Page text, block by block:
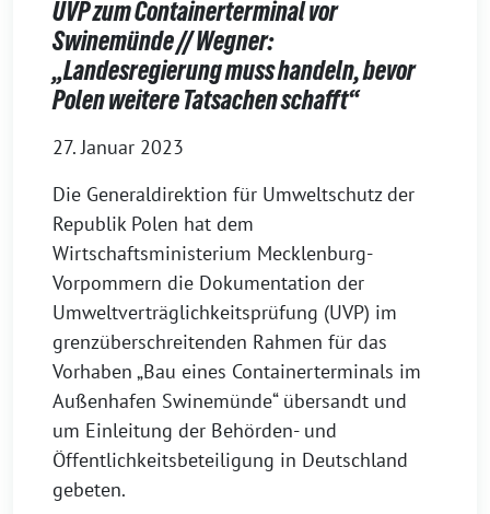
UVP zum Containerterminal vor
Swinemünde // Wegner:
„Landesregierung muss handeln, bevor
Polen weitere Tatsachen schafft“
27. Januar 2023
Die Generaldirektion für Umweltschutz der
Republik Polen hat dem
Wirtschaftsministerium Mecklenburg-
Vorpommern die Dokumentation der
Umweltverträglichkeitsprüfung (UVP) im
grenzüberschreitenden Rahmen für das
Vorhaben „Bau eines Containerterminals im
Außenhafen Swinemünde“ übersandt und
um Einleitung der Behörden- und
Öffentlichkeitsbeteiligung in Deutschland
gebeten.